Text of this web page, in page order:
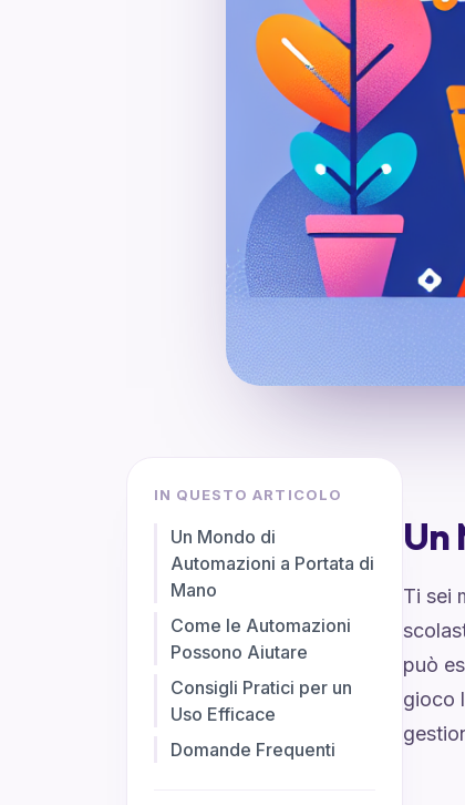
IN QUESTO ARTICOLO
Un Mondo di
Automazioni a Portata di
Mano
Come le Automazioni
Possono Aiutare
Consigli Pratici per un
Uso Efficace
Domande Frequenti
Un
Ti sei
può
gioco